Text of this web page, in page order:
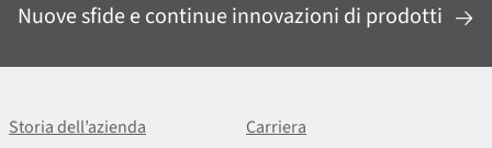
Nuove sfide e continue innovazioni di prodotti
Storia dell’azienda Carriera